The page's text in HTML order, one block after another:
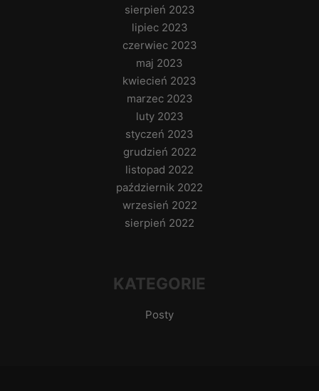
sierpień 2023
lipiec 2023
czerwiec 2023
maj 2023
kwiecień 2023
marzec 2023
luty 2023
styczeń 2023
grudzień 2022
listopad 2022
październik 2022
wrzesień 2022
sierpień 2022
KATEGORIE
Posty